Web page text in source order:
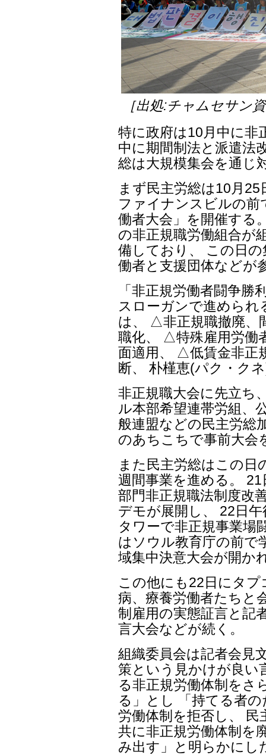
［出処:チャムセサン
特に政府は10月中に非
中に期間制法と派遣法
総は大規模集会を通じ
まず民主労総は10月
ファイナンスビルの前
働者大会」を開催する
の非正規職労働組合が
備しており、 この日
働者と支援団体などが
「非正規労働者闘争
スローガンで進められ
は、 △非正規職撤廃、
職化、 △特殊雇用労働
面適用、 △低賃金非正
断、 朴槿恵(パク・ク
非正規職大会に先立ち
ル本部希望連帯労組、
般連盟などの民主労総
のあちこちで事前大会
また民主労総はこの日
週間事業を進める。
部門非正規職法制度改
デモが展開し、 22日
タワーで非正規事業場
はソウル教育庁の前で
域集中決意大会が開か
この他にも22日にタ
病、療養労働者たちと
制雇用の実態証言と記
言大会などが続く。
組織委員会は記者会見
策という見かけが良い
る非正規労働体制をさ
る」とし 「持てる者
労働体制を拒否し、 民
共に非正規労働体制を
み出す」と明らかにし